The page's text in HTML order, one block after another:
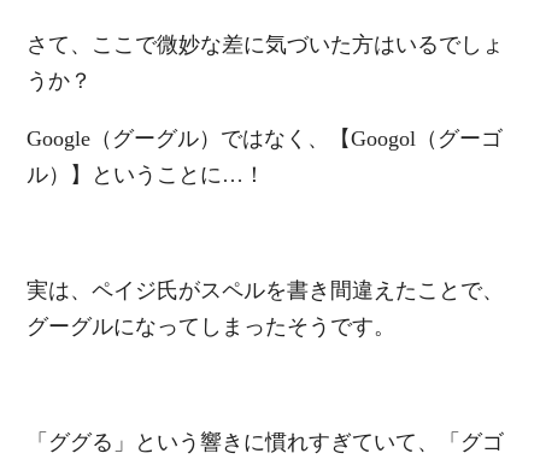
さて、ここで微妙な差に気づいた方はいるでしょ
うか？
Google（グーグル）ではなく、【Googol（グーゴ
ル）】ということに…！
実は、ペイジ氏がスペルを書き間違えたことで、
グーグルになってしまったそうです。
「ググる」という響きに慣れすぎていて、「グゴ